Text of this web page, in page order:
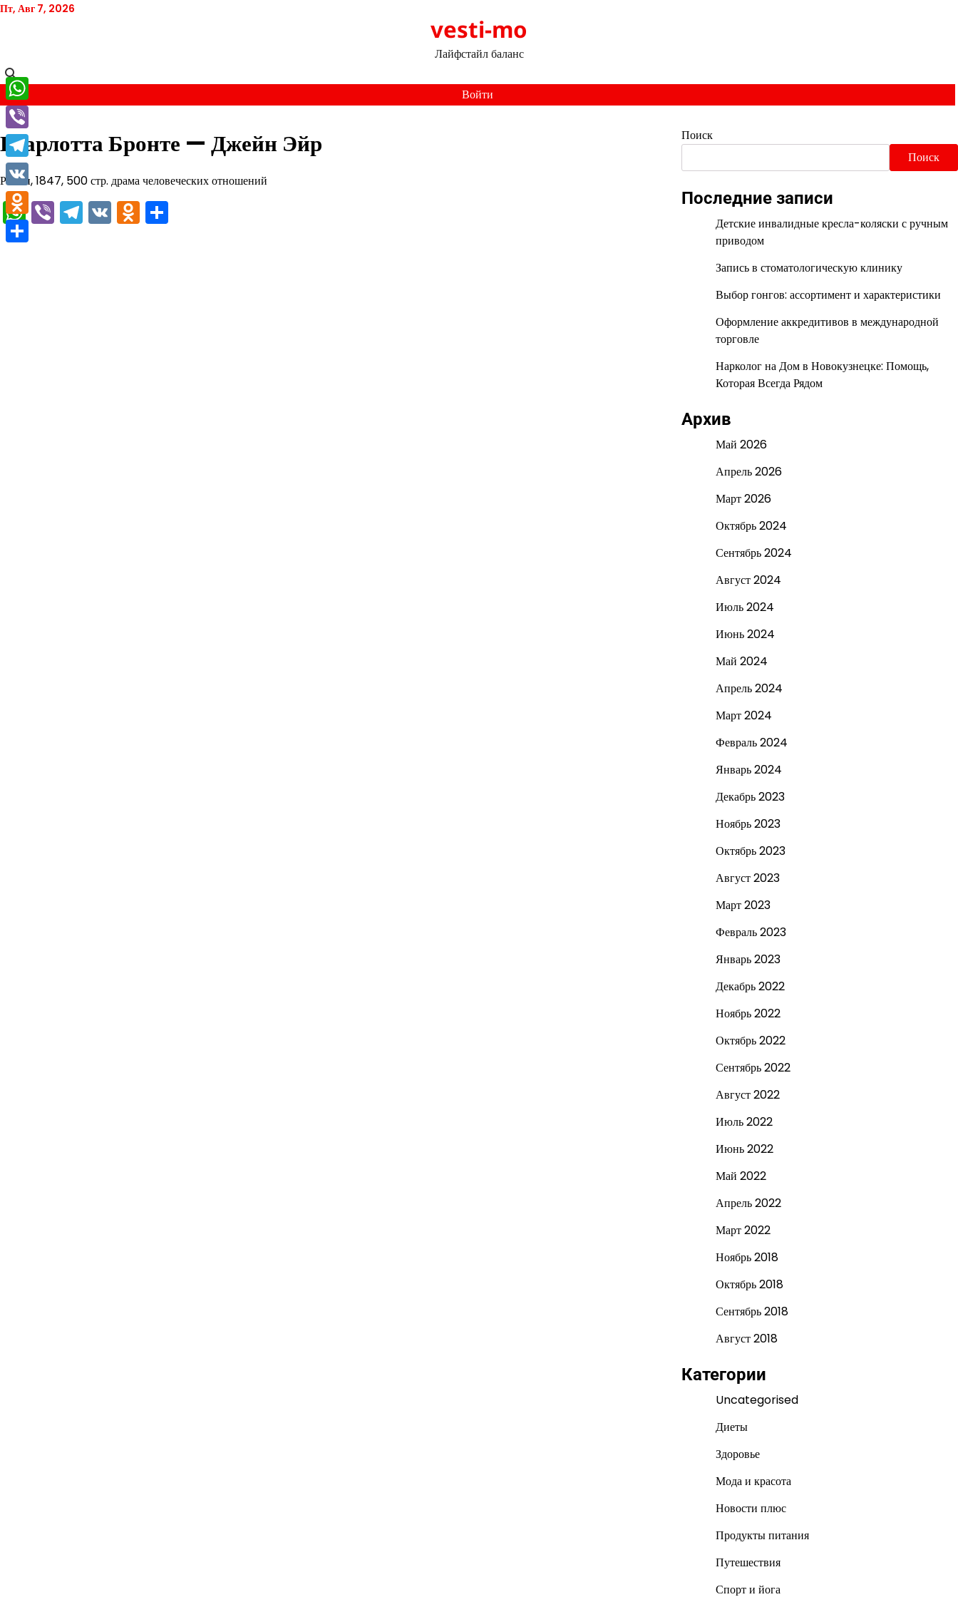
Перейти
Пт, Авг 7, 2026
vesti-mo
Лайфстайл баланс
Войти
Шарлотта Бронте — Джейн Эйр
Роман, 1847, 500 стр. драма человеческих отношений
WhatsApp
ViberTelegram
VKOdnoklassniki
Поиск
Поиск
Последние записи
Детские инвалидные кресла-коляски с ручным
приводом
Запись в стоматологическую клинику
Выбор гонгов: ассортимент и характеристики
Оформление аккредитивов в международной
торговле
Нарколог на Дом в Новокузнецке: Помощь,
Которая Всегда Рядом
Архив
Май 2026
Апрель 2026
Март 2026
Октябрь 2024
Сентябрь 2024
Август 2024
Июль 2024
Июнь 2024
Май 2024
Апрель 2024
Март 2024
Февраль 2024
Январь 2024
Декабрь 2023
Ноябрь 2023
Октябрь 2023
Август 2023
Март 2023
Февраль 2023
Январь 2023
Декабрь 2022
Ноябрь 2022
Октябрь 2022
Сентябрь 2022
Август 2022
Июль 2022
Июнь 2022
Май 2022
Апрель 2022
Март 2022
Ноябрь 2018
Октябрь 2018
Сентябрь 2018
Август 2018
Категории
Uncategorised
Диеты
Здоровье
Мода и красота
Новости плюс
Продукты питания
Путешествия
Спорт и йога
WhatsApp
Viber
Telegram
VK
Odnoklassniki